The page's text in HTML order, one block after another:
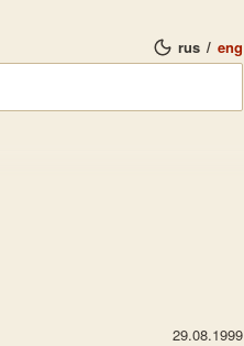
rus / eng
29.08.1999